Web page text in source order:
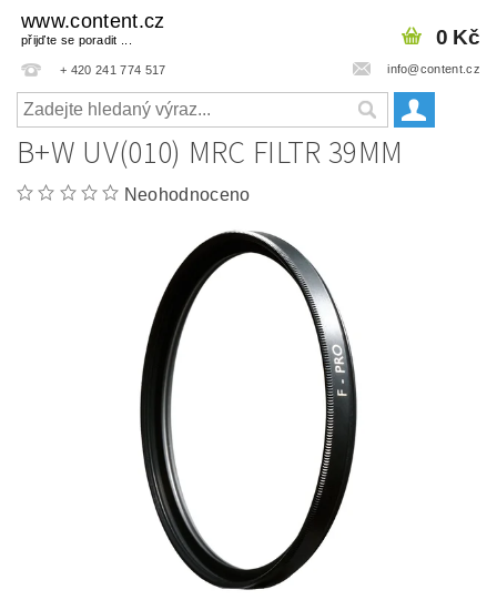
www.content.cz
přijďte se poradit ...
+ 420 241 774 517 info@content.cz
0 Kč
B+W UV(010) MRC FILTR 39MM
Neohodnoceno